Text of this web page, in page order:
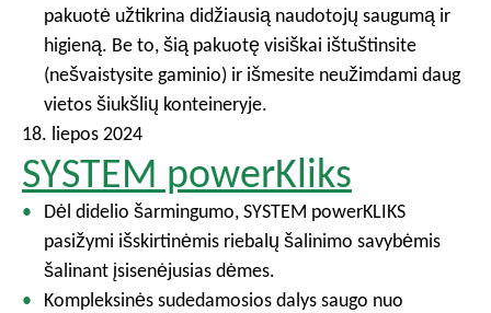
pakuotė užtikrina didžiausią naudotojų saugumą ir
higieną. Be to, šią pakuotę visiškai ištuštinsite
(nešvaistysite gaminio) ir išmesite neužimdami daug
vietos šiukšlių konteineryje.
18. liepos 2024
SYSTEM powerKliks
Dėl didelio šarmingumo, SYSTEM powerKLIKS
pasižymi išskirtinėmis riebalų šalinimo savybėmis
šalinant įsisenėjusias dėmes.
Kompleksinės sudedamosios dalys saugo nuo